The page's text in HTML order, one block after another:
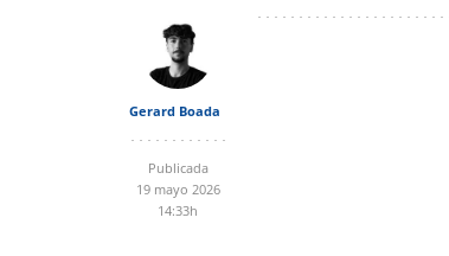
Gerard Boada
Publicada
19 mayo 2026
14:33h